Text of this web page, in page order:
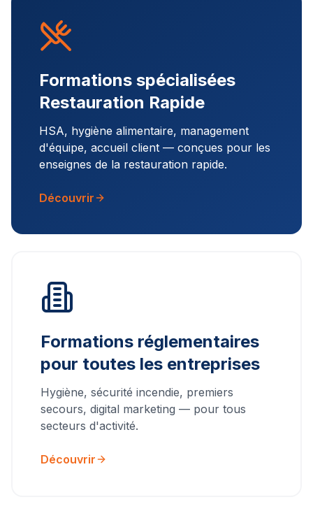
Formations spécialisées
Restauration Rapide
HSA, hygiène alimentaire, management
d'équipe, accueil client — conçues pour les
enseignes de la restauration rapide.
Découvrir
Formations réglementaires
pour toutes les entreprises
Hygiène, sécurité incendie, premiers
secours, digital marketing — pour tous
secteurs d'activité.
Découvrir